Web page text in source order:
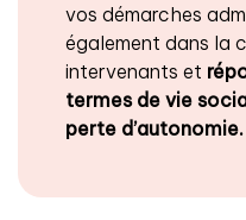
vos démarches
également dans la
intervenants et
termes de vie
perte d’autonomie.